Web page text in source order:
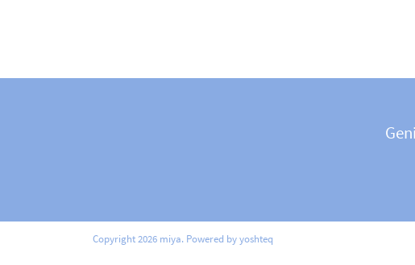
Copyright 2026 miya. Powered by yoshteq